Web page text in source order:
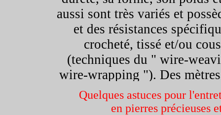
aussi sont très variés et
et des résistances
crocheté, tissé et/ou
(techniques du " wire-
wire-wrapping "). Des
sont alors nécessaires pour
plus épais peut sertir
Quelques astuces pour
en pierres précieuses